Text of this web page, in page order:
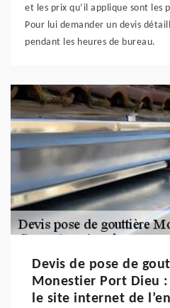
et les prix qu’il applique sont les
Pour lui demander un devis
pendant les heures de bureau.
Devis de pose de
Monestier Port Dieu
le site internet de